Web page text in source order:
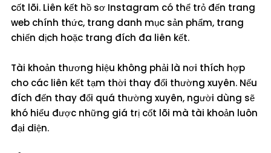
cốt lõi. Liên kết hồ sơ Instagram có thể trỏ đến trang
web chính thức, trang danh mục sản phẩm, trang
chiến dịch hoặc trang đích đa liên kết.
Tài khoản thương hiệu không phải là nơi thích hợp
cho các liên kết tạm thời thay đổi thường xuyên. Nếu
đích đến thay đổi quá thường xuyên, người dùng sẽ
khó hiểu được những giá trị cốt lõi mà tài khoản luôn
đại diện.